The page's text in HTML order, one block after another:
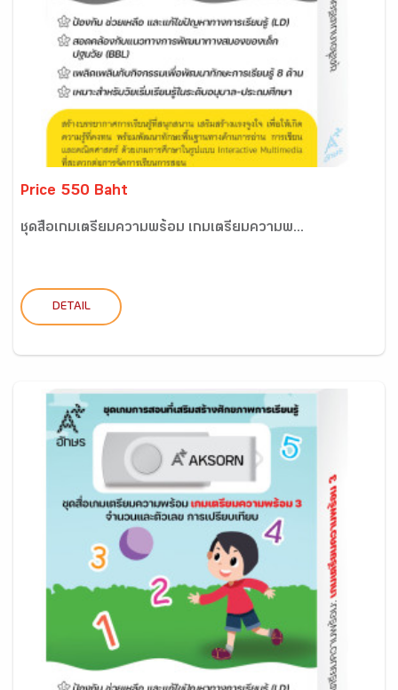
Price 550 Baht
ชุดสื่อเกมเตรียมความพร้อม เกมเตรียมความพ...
DETAIL